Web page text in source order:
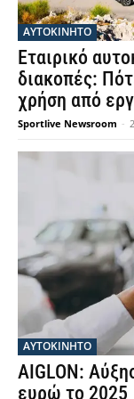
ΑΥΤΟΚΙΝΗΤΟ
Εταιρικό
διακοπές:
χρήση από
Sportlive Newsroom -
ΑΥΤΟΚΙΝΗΤΟ
AIGLON:
ευρώ το 2025